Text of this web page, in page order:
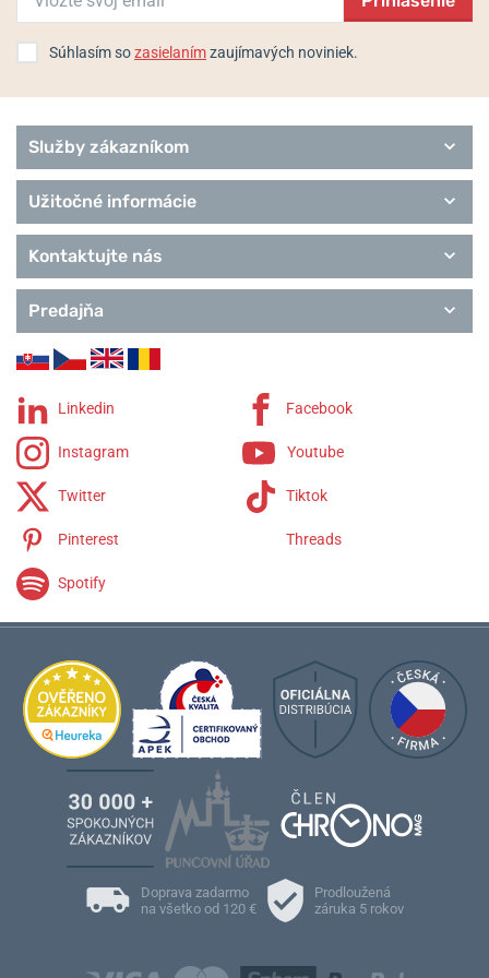
Pilot Original
Pilot Basic
Marine
Squad
Chronographs
Edition
Classics
Súhlasím sozasielanímzaujímavých noviniek.
Služby zákazníkom
Užitočné informácie
Kontaktujte nás
Predajňa
Linkedin Facebook
Instagram Youtube
Twitter Tiktok
Pinterest Threads
Spotify
Doprava zadarmo
na všetko od 120 €
Prodloužená
záruka 5 rokov